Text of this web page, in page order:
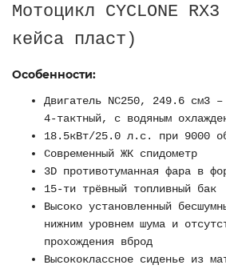
Мотоцикл CYCLONE
кейса пласт)
Особенности:
Двигатель NC250, 249.6 см3 –
4-тактный, с водяным
18.5кВт/25.0 л.с. при 9000
Современный ЖК спидометр
3D противотуманная фара в
15-ти трёвный топливный бак
Высоко установленный
нижним уровнем шума и
прохождения вброд
Высококлассное сиденье из